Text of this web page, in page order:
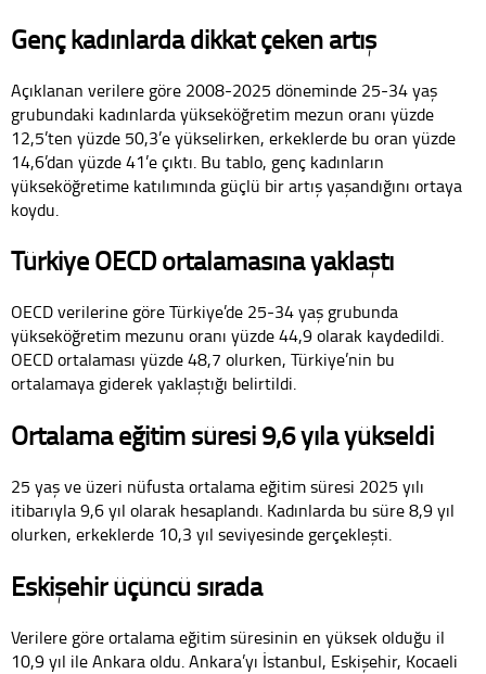
Genç kadınlarda dikkat çeken artış
Açıklanan verilere göre 2008-2025 döneminde 25-34 yaş
grubundaki kadınlarda yükseköğretim mezun oranı yüzde
12,5’ten yüzde 50,3’e yükselirken, erkeklerde bu oran yüzde
14,6’dan yüzde 41’e çıktı. Bu tablo, genç kadınların
yükseköğretime katılımında güçlü bir artış yaşandığını ortaya
koydu.
Türkiye OECD ortalamasına yaklaştı
OECD verilerine göre Türkiye’de 25-34 yaş grubunda
yükseköğretim mezunu oranı yüzde 44,9 olarak kaydedildi.
OECD ortalaması yüzde 48,7 olurken, Türkiye’nin bu
ortalamaya giderek yaklaştığı belirtildi.
Ortalama eğitim süresi 9,6 yıla yükseldi
25 yaş ve üzeri nüfusta ortalama eğitim süresi 2025 yılı
itibarıyla 9,6 yıl olarak hesaplandı. Kadınlarda bu süre 8,9 yıl
olurken, erkeklerde 10,3 yıl seviyesinde gerçekleşti.
Eskişehir üçüncü sırada
Verilere göre ortalama eğitim süresinin en yüksek olduğu il
10,9 yıl ile Ankara oldu. Ankara’yı İstanbul, Eskişehir, Kocaeli